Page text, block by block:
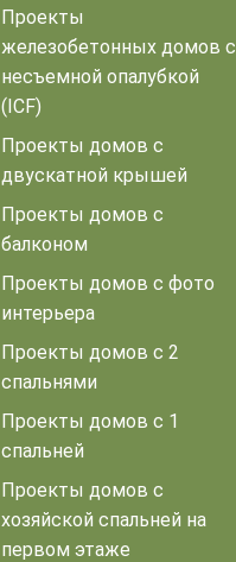
Проекты
железобетонных домов с
несъемной опалубкой
(ICF)
Проекты домов с
двускатной крышей
Проекты домов с
балконом
Проекты домов с фото
интерьера
Проекты домов с 2
спальнями
Проекты домов с 1
спальней
Проекты домов с
хозяйской спальней на
первом этаже